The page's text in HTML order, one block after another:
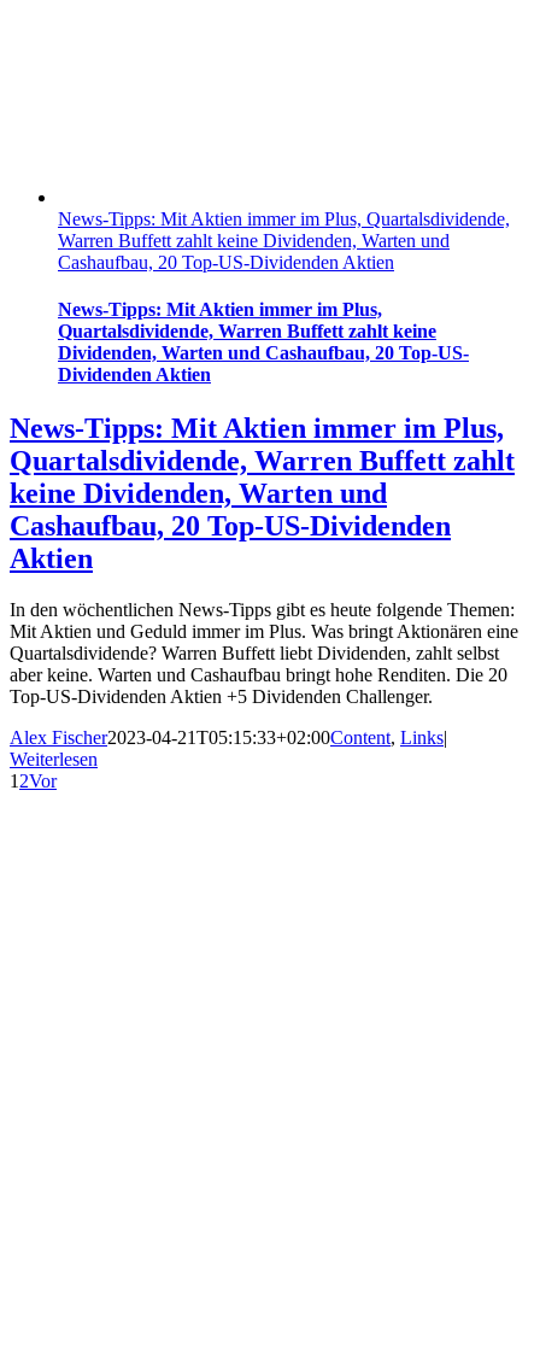
News-Tipps: Mit Aktien immer im Plus, Quartalsdividende,
Warren Buffett zahlt keine Dividenden, Warten und
Cashaufbau, 20 Top-US-Dividenden Aktien
News-Tipps: Mit Aktien immer im Plus,
Quartalsdividende, Warren Buffett zahlt keine
Dividenden, Warten und Cashaufbau, 20 Top-US-
Dividenden Aktien
News-Tipps: Mit Aktien immer im Plus,
Quartalsdividende, Warren Buffett zahlt
keine Dividenden, Warten und
Cashaufbau, 20 Top-US-Dividenden
Aktien
In den wöchentlichen News-Tipps gibt es heute folgende Themen:
Mit Aktien und Geduld immer im Plus. Was bringt Aktionären eine
Quartalsdividende? Warren Buffett liebt Dividenden, zahlt selbst
aber keine. Warten und Cashaufbau bringt hohe Renditen. Die 20
Top-US-Dividenden Aktien +5 Dividenden Challenger.
Alex Fischer2023-04-21T05:15:33+02:00Content, Links|
Weiterlesen
1 2Vor